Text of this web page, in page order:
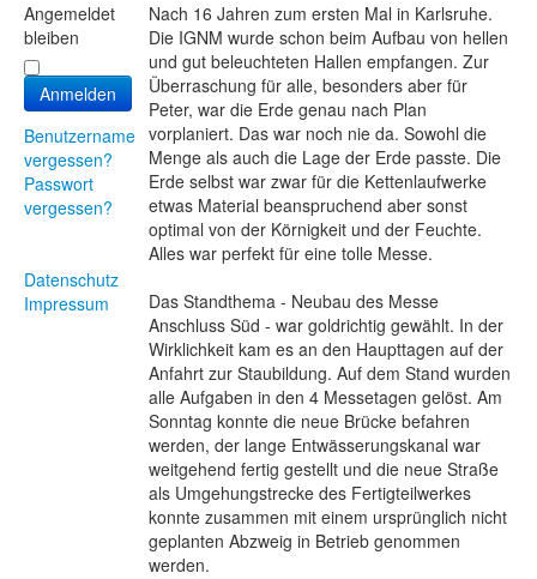
Angemeldet
bleiben
Anmelden
Benutzername
vergessen?
Passwort
vergessen?
Datenschutz
Impressum
Nach 16 Jahren zum ersten Mal in Karlsruhe.
Die IGNM wurde schon beim Aufbau von hellen
und gut beleuchteten Hallen empfangen. Zur
Überraschung für alle, besonders aber für
Peter, war die Erde genau nach Plan
vorplaniert. Das war noch nie da. Sowohl die
Menge als auch die Lage der Erde passte. Die
Erde selbst war zwar für die Kettenlaufwerke
etwas Material beanspruchend aber sonst
optimal von der Körnigkeit und der Feuchte.
Alles war perfekt für eine tolle Messe.
Das Standthema - Neubau des Messe
Anschluss Süd - war goldrichtig gewählt. In der
Wirklichkeit kam es an den Haupttagen auf der
Anfahrt zur Staubildung. Auf dem Stand wurden
alle Aufgaben in den 4 Messetagen gelöst. Am
Sonntag konnte die neue Brücke befahren
werden, der lange Entwässerungskanal war
weitgehend fertig gestellt und die neue Straße
als Umgehungstrecke des Fertigteilwerkes
konnte zusammen mit einem ursprünglich nicht
geplanten Abzweig in Betrieb genommen
werden.